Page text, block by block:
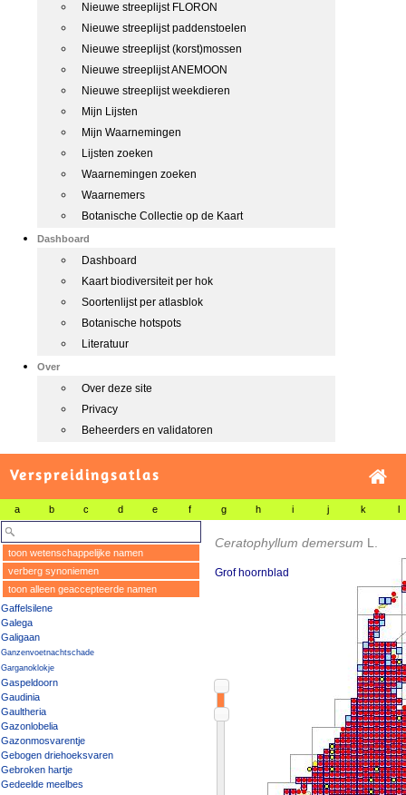
Nieuwe streeplijst FLORON
Nieuwe streeplijst paddenstoelen
Nieuwe streeplijst (korst)mossen
Nieuwe streeplijst ANEMOON
Nieuwe streeplijst weekdieren
Mijn Lijsten
Mijn Waarnemingen
Lijsten zoeken
Waarnemingen zoeken
Waarnemers
Botanische Collectie op de Kaart
Dashboard
Dashboard
Kaart biodiversiteit per hok
Soortenlijst per atlasblok
Botanische hotspots
Literatuur
Over
Over deze site
Privacy
Beheerders en validatoren
Verspreidingsatlas
a b c d e f g h i j k l
toon wetenschappelijke namen
verberg synoniemen
toon alleen geaccepteerde namen
Gaffelsilene
Galega
Galigaan
Ganzenvoetnachtschade
Garganoklokje
Gaspeldoorn
Gaudinia
Gaultheria
Gazonlobelia
Gazonmosvarentje
Gebogen driehoeksvaren
Gebroken hartje
Gedeelde meelbes
Ceratophyllum demersum L.
Grof hoornblad